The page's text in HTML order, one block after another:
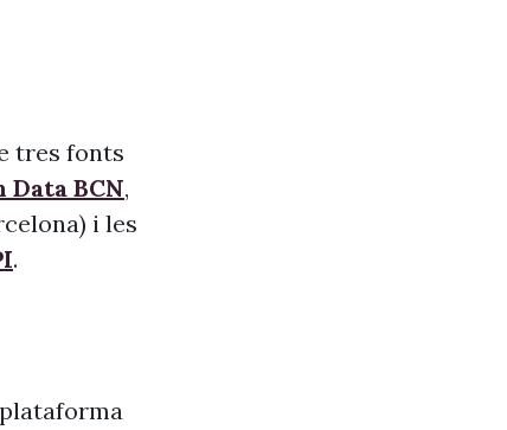
tres fonts
Data BCN,
i les
.